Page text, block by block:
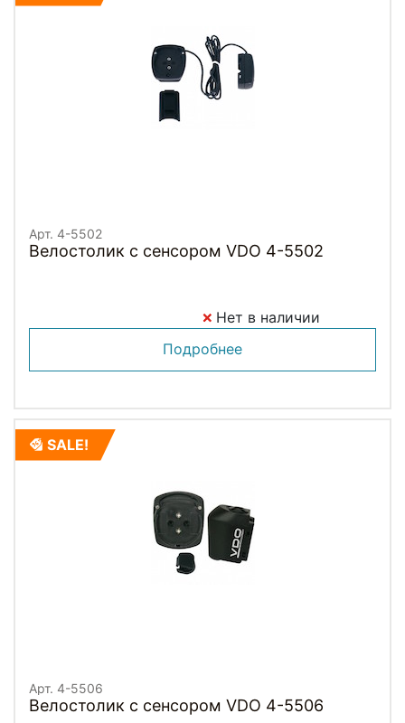
Арт. 4-5502
Велостолик с сенсором VDO 4-5502
Нет в наличии
Подробнее
SALE!
Арт. 4-5506
Велостолик с сенсором VDO 4-5506